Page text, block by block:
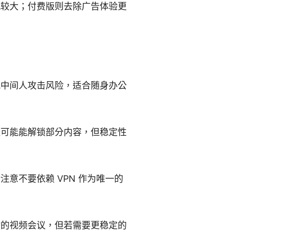
大；付费版则去除广告体验更
间人攻击风险，适合随身办公
能能解锁部分内容，但稳定性
意不要依赖 VPN 作为唯一的
视频会议，但若需要更稳定的